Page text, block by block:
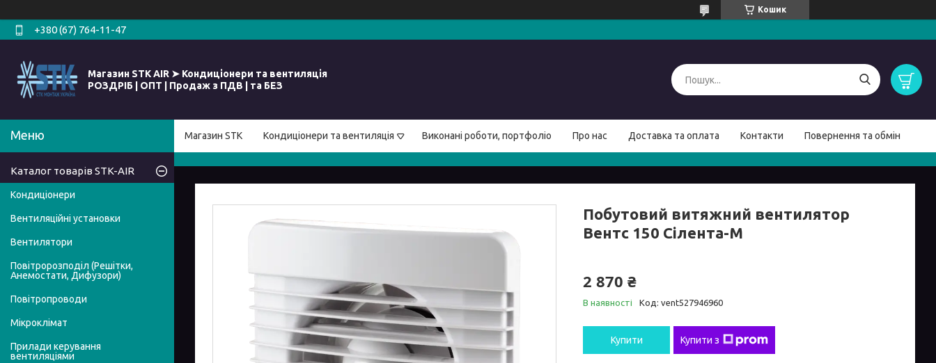
Кошик
+380 (67) 764-11-47
Магазин STK AIR ➤ Кондиціонери та вентиляція
РОЗДРІБ | ОПТ | Продаж з ПДВ | та БЕЗ
Магазин STK Кондиціонери та вентиляція Виконані роботи, портфоліо Про нас Доставка та оплата Контакти Повернення та обмін
Побутовий витяжний вентилятор
Вентс 150 Сілента-М
2 870 ₴
В наявності Код: vent527946960
Купити Купити з
Каталог товарів STK-AIR
Кондиціонери
Вентиляційні установки
Вентилятори
Повітророзподіл (Решітки,
Анемостати, Дифузори)
Повітропроводи
Мікроклімат
Прилади керування
вентиляціями